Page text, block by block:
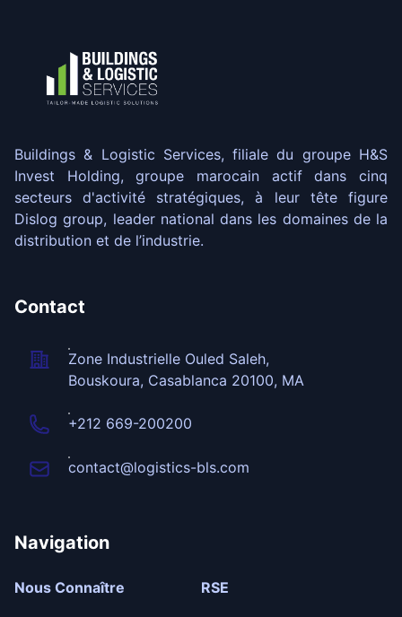
Buildings & Logistic Services, filiale du groupe H&S
Invest Holding, groupe marocain actif dans cinq
secteurs d'activité stratégiques, à leur tête figure
Dislog group, leader national dans les domaines de la
distribution et de l’industrie.
Contact
Zone Industrielle Ouled Saleh,
Bouskoura, Casablanca 20100, MA
+212 669-200200
contact@logistics-bls.com
Navigation
Nous Connaître
RSE